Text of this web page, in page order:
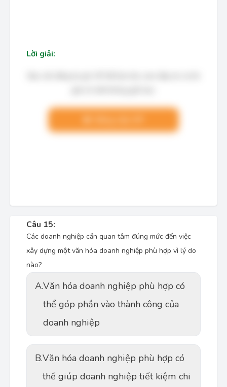
Lời giải:
Câu 15:
Các doanh nghiệp cần quan tâm đúng mức đến việc
xây dựng một văn hóa doanh nghiệp phù hợp vì lý do
nào?
A.Văn hóa doanh nghiệp phù hợp có
thể góp phần vào thành công của
doanh nghiệp
B.Văn hóa doanh nghiệp phù hợp có
thể giúp doanh nghiệp tiết kiệm chi